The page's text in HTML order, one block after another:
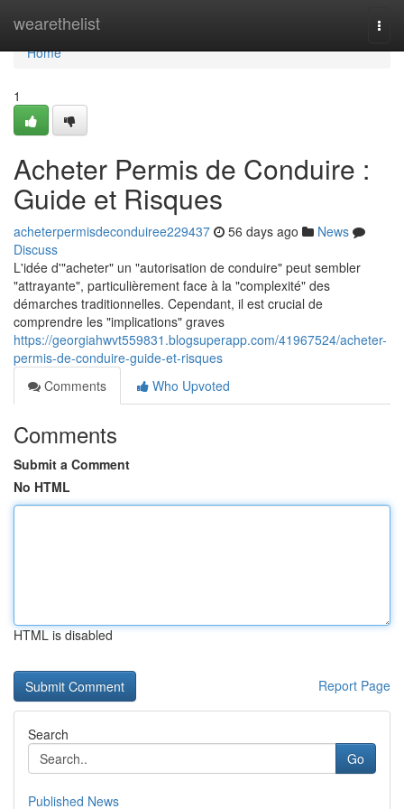
wearethelist
Home
Home
1
Acheter Permis de Conduire :
Guide et Risques
acheterpermisdeconduiree229437 56 days ago
News
Discuss
L'idée d'"acheter" un "autorisation de conduire" peut sembler
"attrayante", particulièrement face à la "complexité" des
démarches traditionnelles. Cependant, il est crucial de
comprendre les "implications" graves
https://georgiahwvt559831.blogsuperapp.com/41967524/acheter-
permis-de-conduire-guide-et-risques
Comments
Who Upvoted
Comments
Submit a Comment
No HTML
HTML is disabled
Report Page
Search
Go
Published News